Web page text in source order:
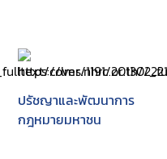
ปรัชญาและพัฒนาการ
กฎหมายมหาชน